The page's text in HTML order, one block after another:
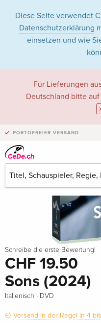
Diese Seite verwendet
Datenschutzerklärung
einsetzen und wie
Für Lieferungen
Deutschland bitte auf
PORTOFREIER VERSAND
Schreibe die erste Bewertung!
CHF 19.50
Sons (2024)
Italienisch · DVD
Versand in der Regel in 4